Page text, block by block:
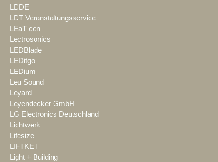
LDDE
LDT Veranstaltungsservice
LEaT con
Lectrosonics
LEDBlade
LEDitgo
LEDium
Leu Sound
Leyard
Leyendecker GmbH
LG Electronics Deutschland
Lichtwerk
Lifesize
LIFTKET
Light + Building